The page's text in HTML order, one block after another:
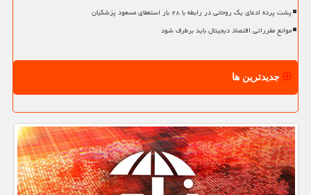
پشت پرده ادعای یک روحانی در رابطه با ۲۸ بار استعفای مسعود پزشکیان
موانع مقرراتی اقتصاد دیجیتال باید برطرف شود
جدیدترین ها